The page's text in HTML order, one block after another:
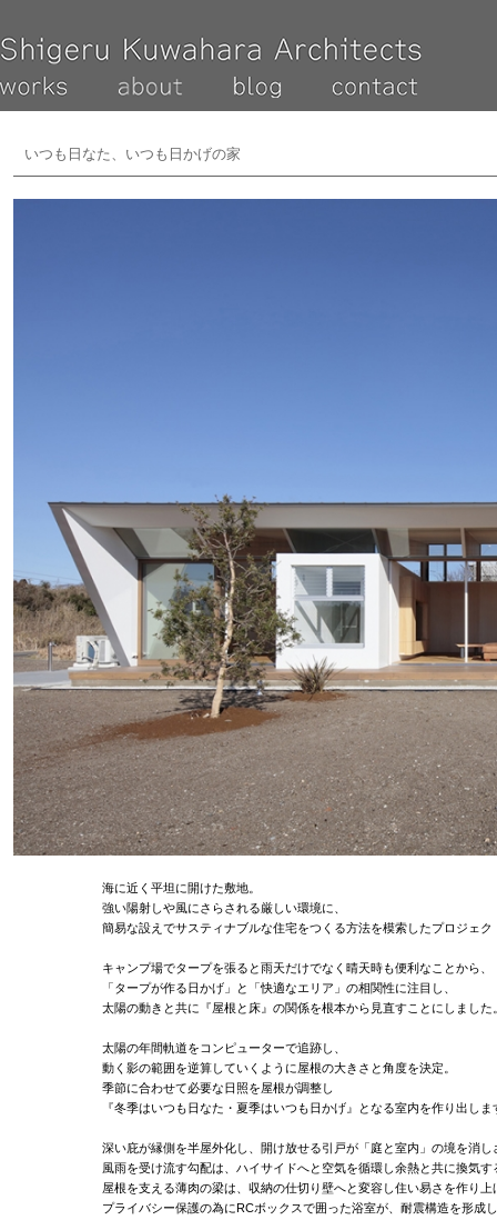
いつも日なた、いつも日かげの家
海に近く平坦に開けた敷地。
強い陽射しや風にさらされる厳しい環境に、
簡易な設えでサスティナブルな住宅をつくる方法を模索したプロジェク
キャンプ場でタープを張ると雨天だけでなく晴天時も便利なことから、
「タープが作る日かげ」と「快適なエリア」の相関性に注目し、
太陽の動きと共に『屋根と床』の関係を根本から見直すことにしました
太陽の年間軌道をコンピューターで追跡し、
動く影の範囲を逆算していくように屋根の大きさと角度を決定。
季節に合わせて必要な日照を屋根が調整し
『冬季はいつも日なた・夏季はいつも日かげ』となる室内を作り出しま
深い庇が縁側を半屋外化し、開け放せる引戸が「庭と室内」の境を消し
風雨を受け流す勾配は、ハイサイドへと空気を循環し余熱と共に換気す
屋根を支える薄肉の梁は、収納の仕切り壁へと変容し住い易さを作り上
プライバシー保護の為にRCボックスで囲った浴室が、耐震構造を形成